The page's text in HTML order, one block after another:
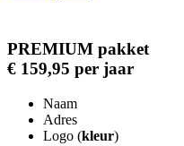
PREMIUM pakket
€ 159,95 per jaar
Naam
Adres
Logo (kleur)